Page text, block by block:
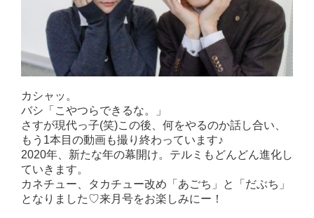
カシャッ。
バシ「こやつらできるな。」
さすが現代っ子(笑)この後、何をやるのか話し合い、
もう1本目の動画も撮り終わっています♪
2020年、新たな年の幕開け。テルミもどんどん進化し
ていきます。
カネチュー、タカチュー改め「あごち」と「だぶち」
となりました♡来月号をお楽しみにー！